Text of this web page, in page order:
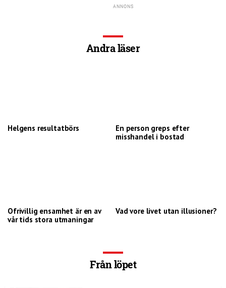
Andra läser
Helgens resultatbörs
En person greps efter
misshandel i bostad
Ofrivillig ensamhet är en av
vår tids stora utmaningar
Vad vore livet utan illusioner?
Från löpet